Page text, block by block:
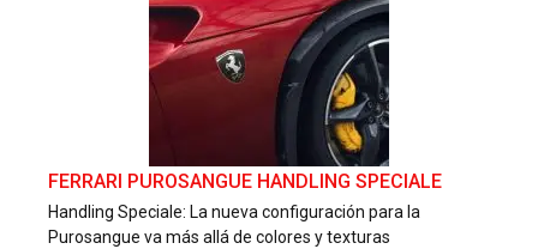
FERRARI PUROSANGUE HANDLING SPECIALE
Handling Speciale: La nueva configuración para la
Purosangue va más allá de colores y texturas